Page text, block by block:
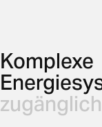
Komplexe